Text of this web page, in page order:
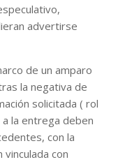
advertirse
de un amparo
la negativa de
solicitada ( rol
la entrega deben
con la
con